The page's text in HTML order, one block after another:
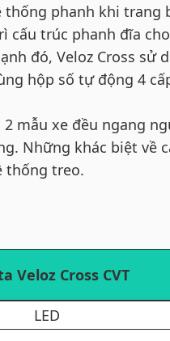
thống phanh khi trang
cấu trúc phanh đĩa
đó, Veloz Cross sử
hộp số tự động 4
mẫu xe đều ngang
Những khác biệt về
thống treo.
Veloz Cross CVT​
LED​